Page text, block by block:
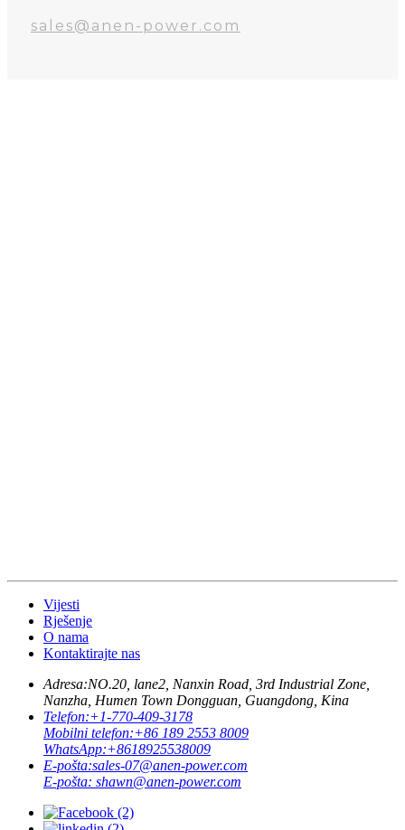
sales@anen-power.com
Vijesti
Rješenje
O nama
Kontaktirajte nas
Adresa:NO.20, lane2, Nanxin Road, 3rd Industrial Zone,
Nanzha, Humen Town Dongguan, Guangdong, Kina
Telefon:+1-770-409-3178
Mobilni telefon:+86 189 2553 8009
WhatsApp:+8618925538009
E-pošta:sales-07@anen-power.com
E-pošta: shawn@anen-power.com